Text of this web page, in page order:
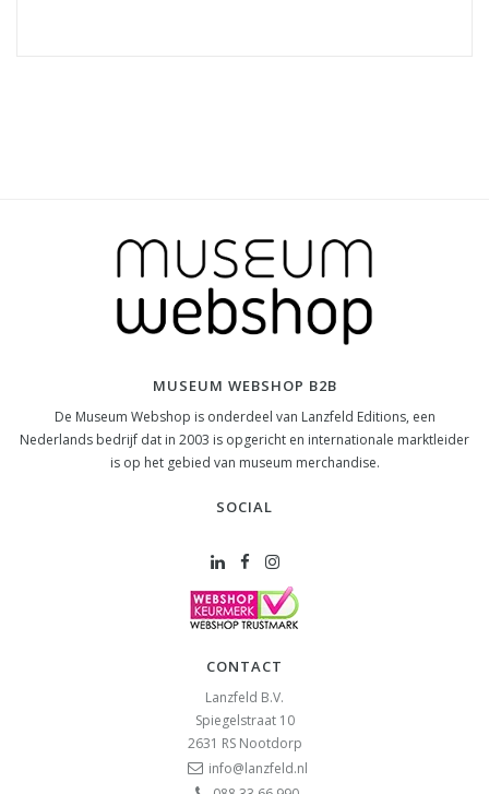
MUSEUM WEBSHOP B2B
De Museum Webshop is onderdeel van Lanzfeld Editions, een
Nederlands bedrijf dat in 2003 is opgericht en internationale marktleider
is op het gebied van museum merchandise.
SOCIAL
CONTACT
Lanzfeld B.V.
Spiegelstraat 10
2631 RS Nootdorp
info@lanzfeld.nl